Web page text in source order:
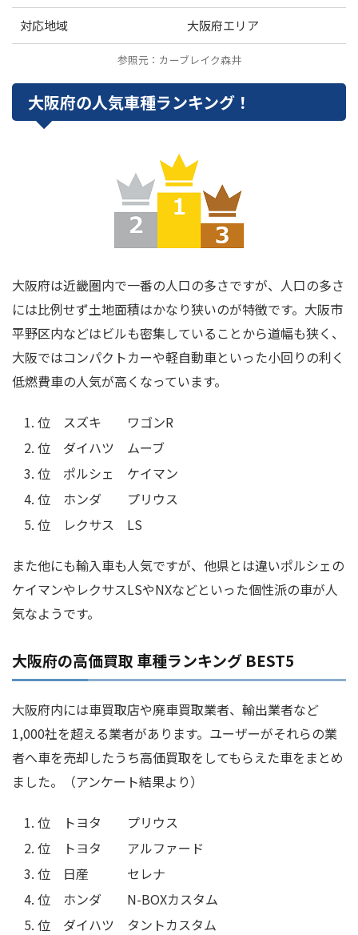
対応地域 大阪府エリア
参照元：カーブレイク森井
大阪府の人気車種ランキング！
大阪府は近畿圏内で一番の人口の多さですが、人口の多さ
には比例せず土地面積はかなり狭いのが特徴です。大阪市
平野区内などはビルも密集していることから道幅も狭く、
大阪ではコンパクトカーや軽自動車といった小回りの利く
低燃費車の人気が高くなっています。
位 スズキ ワゴンR
位 ダイハツ ムーブ
位 ポルシェ ケイマン
位 ホンダ プリウス
位 レクサス LS
また他にも輸入車も人気ですが、他県とは違いポルシェの
ケイマンやレクサスLSやNXなどといった個性派の車が人
気なようです。
大阪府の高価買取 車種ランキング BEST5
大阪府内には車買取店や廃車買取業者、輸出業者など
1,000社を超える業者があります。ユーザーがそれらの業
者へ車を売却したうち高価買取をしてもらえた車をまとめ
ました。（アンケート結果より）
位 トヨタ プリウス
位 トヨタ アルファード
位 日産 セレナ
位 ホンダ N-BOXカスタム
位 ダイハツ タントカスタム